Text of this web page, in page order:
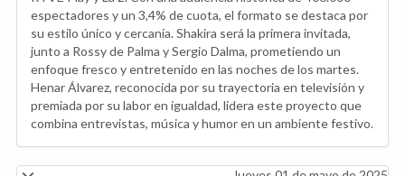
espectadores y un 3,4% de cuota, el formato se destaca por
su estilo único y cercanía. Shakira será la primera invitada,
junto a Rossy de Palma y Sergio Dalma, prometiendo un
enfoque fresco y entretenido en las noches de los martes.
Henar Álvarez, reconocida por su trayectoria en televisión y
premiada por su labor en igualdad, lidera este proyecto que
combina entrevistas, música y humor en un ambiente festivo.